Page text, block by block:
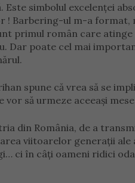
simbolul excelenței
! Barbering-ul m-a
primul român care
poate cel mai
spune că vrea să se
să urmeze aceeași
din România, de a
viitoarelor generații ale
ci în câți oameni ridici